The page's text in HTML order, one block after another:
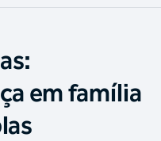
em família